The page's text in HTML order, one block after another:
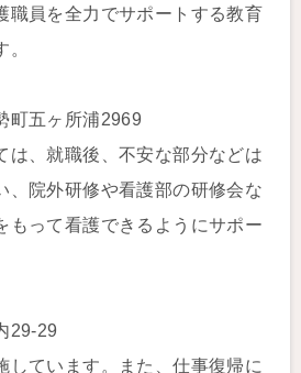
職員を全力でサポートする教育
町五ヶ所浦2969
は、就職後、不安な部分などは
、院外研修や看護部の研修会な
もって看護できるようにサポー
29-29
しています。また、仕事復帰に